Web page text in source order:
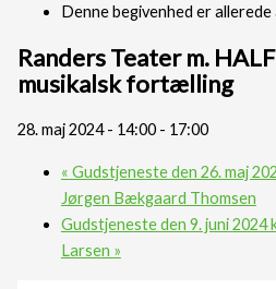
Denne begivenhed er
Randers Teater m.
musikalsk fortælling
28. maj 2024 - 14:00- 17:00
« Gudstjeneste den 26. maj
Jørgen Bækgaard Thomsen
Gudstjeneste den 9. juni 2024
Larsen »